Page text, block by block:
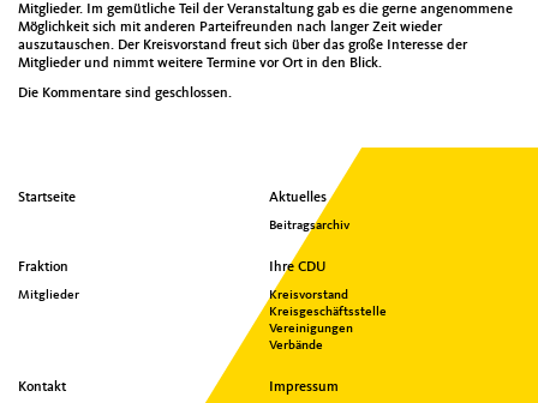
Mitglieder. Im gemütliche Teil der Veranstaltung gab es die gerne angenommene
Möglichkeit sich mit anderen Parteifreunden nach langer Zeit wieder
auszutauschen. Der Kreisvorstand freut sich über das große Interesse der
Mitglieder und nimmt weitere Termine vor Ort in den Blick.
Die Kommentare sind geschlossen.
Seitenübersicht
Footer
Startseite Aktuelles
Beitragsarchiv
Fraktion
Mitglieder
Ihre CDU
Kreisvorstand
Kreisgeschäftsstelle
Vereinigungen
Verbände
Kontakt Impressum